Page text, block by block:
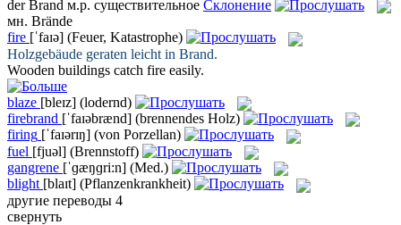
derBrand м.р. существительное Склонение
мн. Brände
fire [ˈfaɪə] (Feuer, Katastrophe)
Holzgebäude geraten leicht in Brand.
Wooden buildings catch fire easily.
blaze [bleɪz] (lodernd)
firebrand [ˈfaɪəbrænd] (brennendes Holz)
firing [ˈfaɪərɪŋ] (von Porzellan)
fuel [fjuəl] (Brennstoff)
gangrene [ˈɡæŋɡri:n] (Med.)
blight [blaɪt] (Pflanzenkrankheit)
другие переводы 4
свернуть